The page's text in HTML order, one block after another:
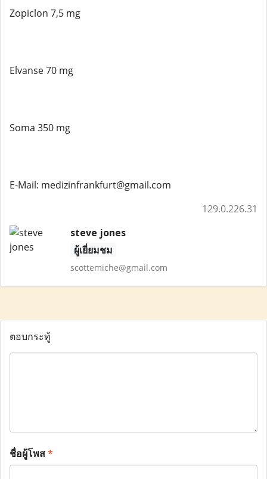
Zopiclon 7,5 mg
Elvanse 70 mg
Soma 350 mg
E-Mail: medizinfrankfurt@gmail.com
129.0.226.31
steve jones
ผู้เยี่ยมชม
scottemiche@gmail.com
ตอบกระทู้
ชื่อผู้โพส*